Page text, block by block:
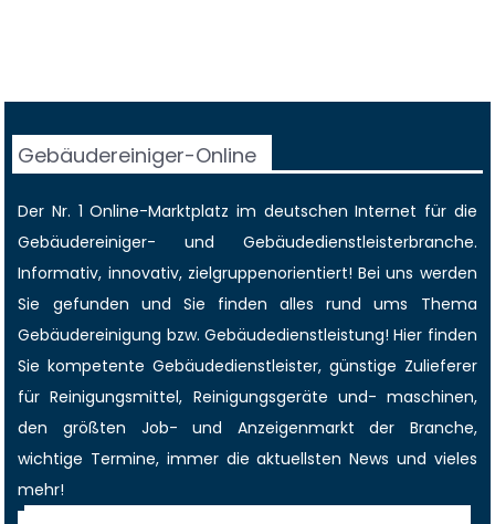
Gebäudereiniger-Online
Der Nr. 1 Online-Marktplatz im deutschen Internet für die
Gebäudereiniger- und Gebäudedienstleisterbranche.
Informativ, innovativ, zielgruppenorientiert! Bei uns werden
Sie gefunden und Sie finden alles rund ums Thema
Gebäudereinigung bzw. Gebäudedienstleistung! Hier finden
Sie kompetente Gebäudedienstleister, günstige Zulieferer
für Reinigungsmittel, Reinigungsgeräte und- maschinen,
den größten Job- und Anzeigenmarkt der Branche,
wichtige Termine, immer dieaktuellsten News und vieles
mehr!